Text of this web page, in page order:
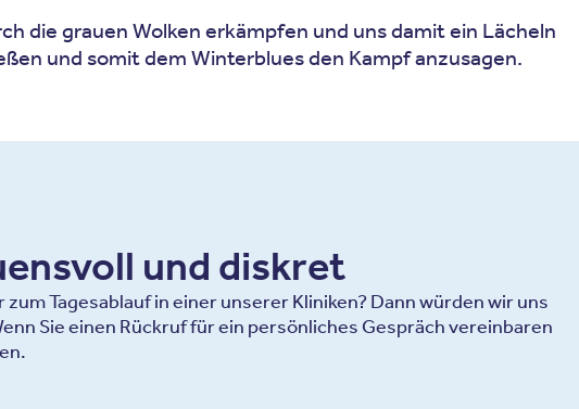
die grauen Wolken erkämpfen und uns damit ein Lächeln
und somit dem Winterblues den Kampf anzusagen.
und diskret
Tagesablauf in einer unserer Kliniken? Dann würden wir uns
Sie einen Rückruf für ein persönliches Gespräch vereinbaren